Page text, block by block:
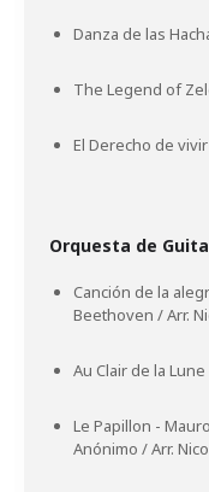
Danza de las
The Legend of
El Derecho de
Orquesta de
Canción de la
Beethoven / Arr.
Au Clair de la
Le Papillon -
Anónimo / Arr.